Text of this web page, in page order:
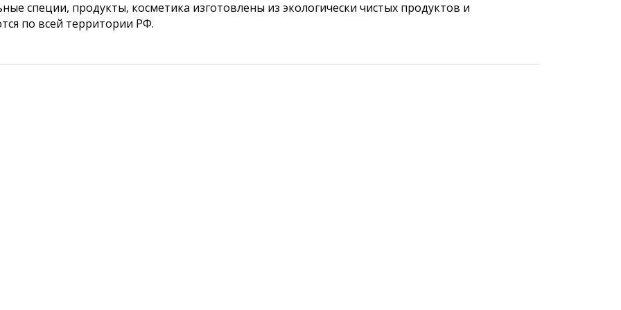
специи, продукты, косметика изготовлены из экологически чистых продуктов и
по всей территории РФ.